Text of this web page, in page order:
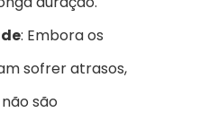
: Embora os
sofrer atrasos,
são